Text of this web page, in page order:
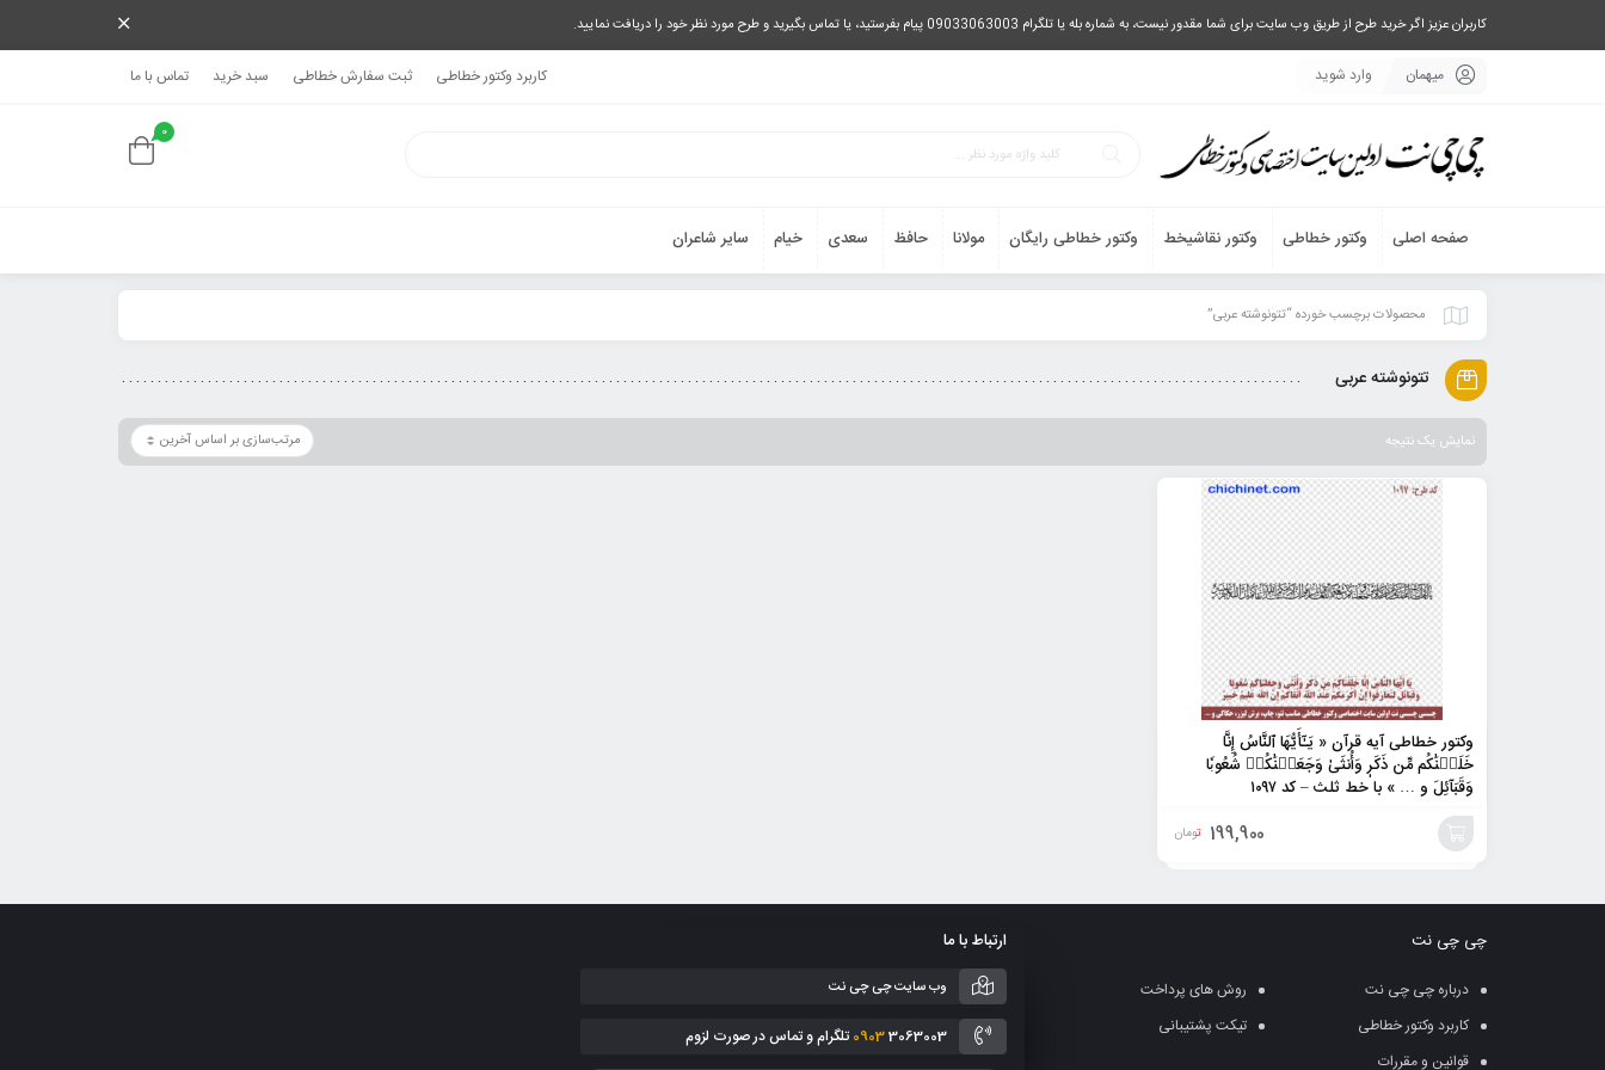
کاربران عزیز اگر خرید طرح از طریق وب سایت برای شما مقدور نیست، به شماره بله یا تلگرام 09033063003 پیام بفرستید، یا تماس بگیرید و طرح مورد نظر خود را دریافت نمایید.
میهمان وارد شوید کاربرد وکتور خطاطی ثبت سفارش خطاطی سبد خرید تماس با ما
0
صفحه اصلی وکتور خطاطی وکتور نقاشیخط وکتور خطاطی رایگان مولانا حافظ سعدی خیام سایر شاعران
محصولات برچسب خورده “تتونوشته عربی”
تتونوشته عربی
نمایش یک نتیجه
وکتور خطاطی آیه قرآن « يَـٰٓأَيُّهَا ٱلنَّاسُ إِنَّا
خَلَقۡنَٰكُم مِّن ذَكَرٖ وَأُنثَىٰ وَجَعَلۡنَٰكُمۡ شُعُوبٗا
وَقَبَآئِلَ و … » با خط ثلث – کد ۱۰۹۷
199,900 تومان
چی چی نت
درباره چی چی نت
روش های پرداخت
کاربرد وکتور خطاطی
تیکت پشتیبانی
قوانین و مقررات
ارتباط با ما
وب سایت چی چی نت
09033063003 تلگرام و تماس در صورت لزوم